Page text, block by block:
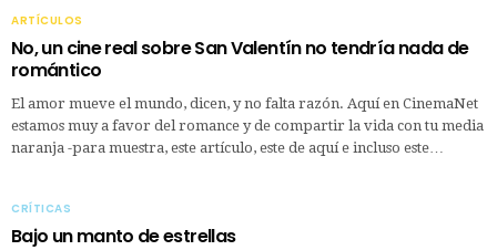
ARTÍCULOS
No, un cine real sobre San Valentín no tendría nada de
romántico
El amor mueve el mundo, dicen, y no falta razón. Aquí en CinemaNet
estamos muy a favor del romance y de compartir la vida con tu media
naranja -para muestra, este artículo, este de aquí e incluso este…
CRÍTICAS
Bajo un manto de estrellas